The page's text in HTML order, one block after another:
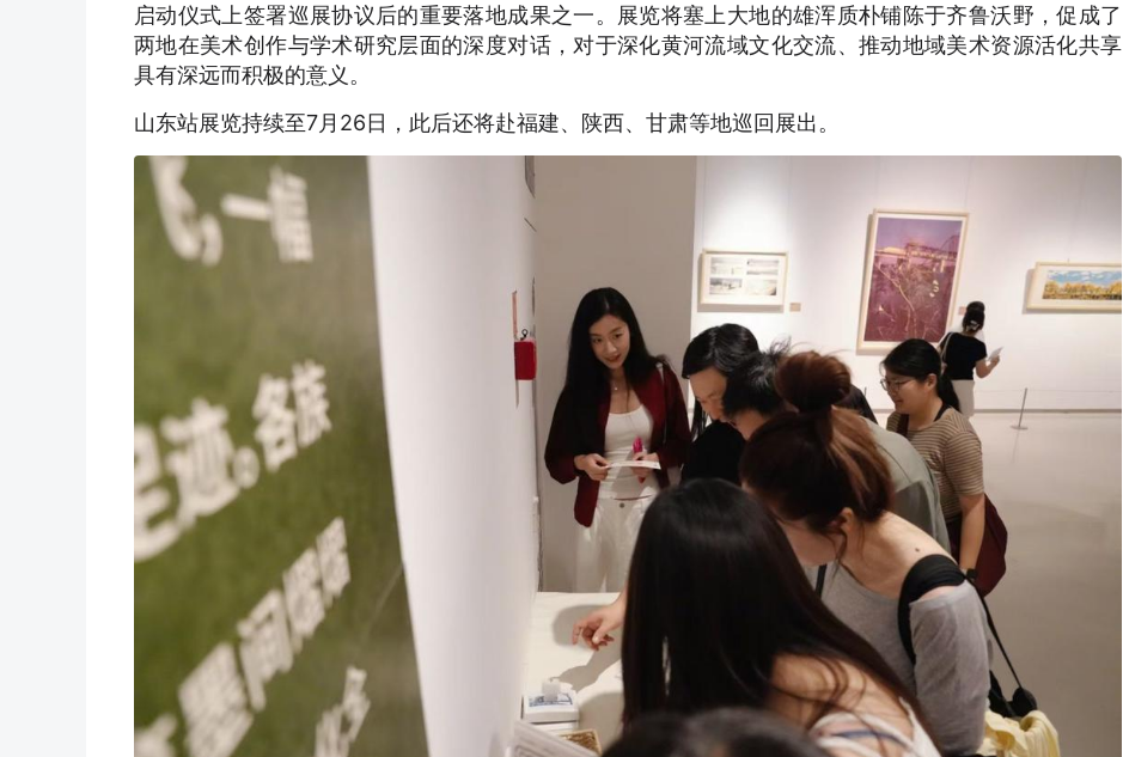
启动仪式上签署巡展协议后的重要落地成果之一。展览将塞上大地的雄浑质朴铺陈于齐鲁沃野，促成了
两地在美术创作与学术研究层面的深度对话，对于深化黄河流域文化交流、推动地域美术资源活化共享
具有深远而积极的意义。
山东站展览持续至7月26日，此后还将赴福建、陕西、甘肃等地巡回展出。